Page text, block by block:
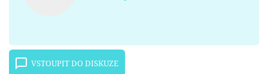
VSTOUPIT DO DISKUZE